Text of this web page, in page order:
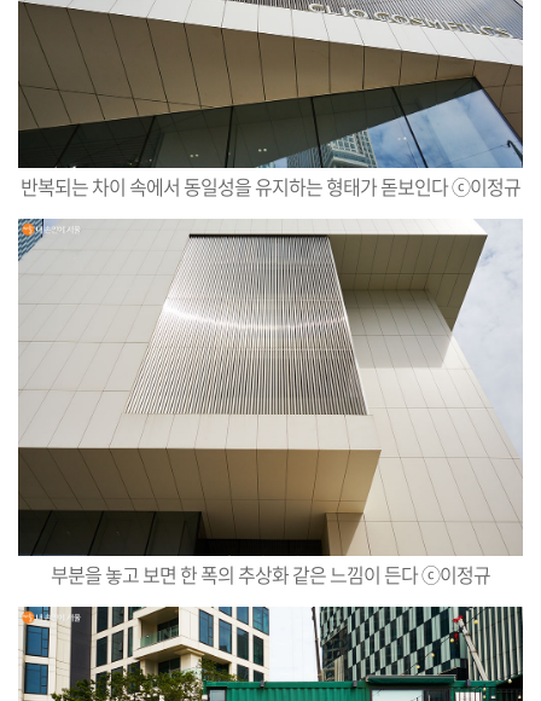
반복되는 차이 속에서 동일성을 유지하는 형태가 돋보인다 ⓒ이정규
부분을 놓고 보면 한 폭의 추상화 같은 느낌이 든다 ⓒ이정규